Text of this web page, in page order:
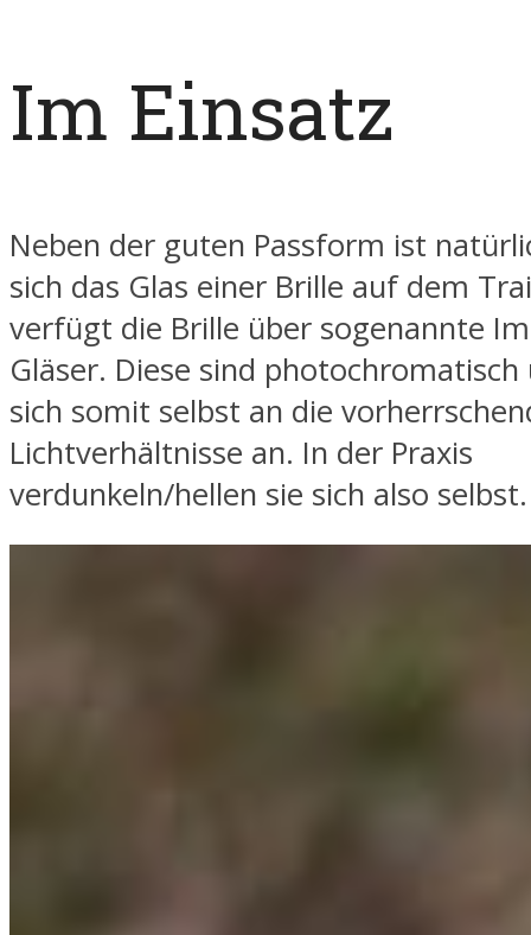
Im Einsatz
Neben der guten Passform ist
sich das Glas einer Brille auf dem
verfügt die Brille über sogenannte
Gläser. Diese sind photochromatisch
sich somit selbst an die
Lichtverhältnisse an. In der Praxis
verdunkeln/hellen sie sich also selbst.